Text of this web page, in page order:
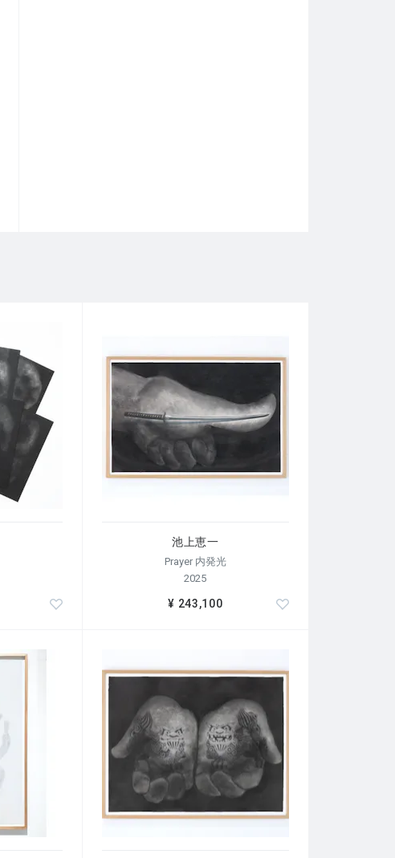
池上恵一
Prayer 内発光
2025
¥ 243,100